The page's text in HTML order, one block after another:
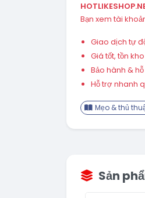
Bạn xem tài
Giao dịch tự
Giá tốt, tồn
Bảo hành &
Hỗ trợ nhanh
Mẹo & thủ
Sản